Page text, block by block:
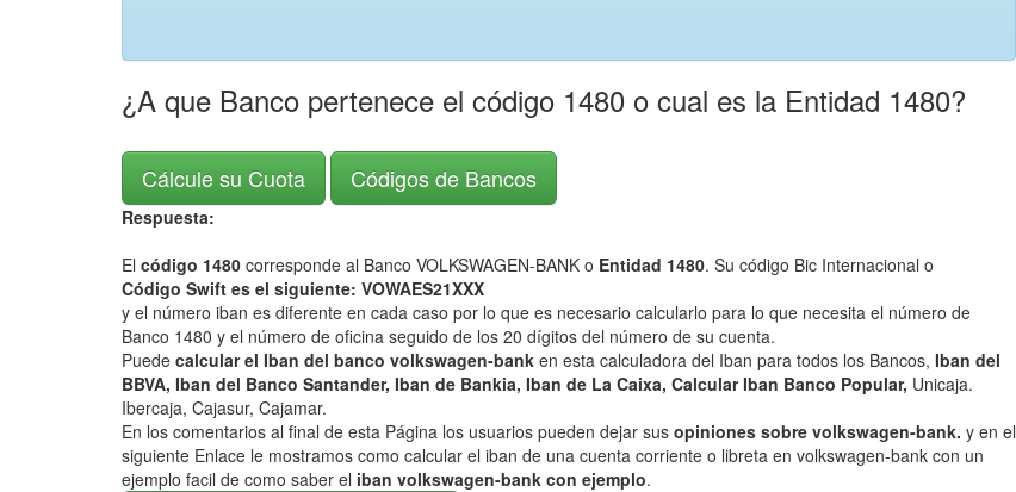
¿A que Banco pertenece el código 1480 o cual es la Entidad 1480?
Cálcule su Cuota Códigos de Bancos
Respuesta:
El código 1480 corresponde al Banco VOLKSWAGEN-BANK o Entidad 1480. Su código Bic Internacional o
Código Swift es el siguiente: VOWAES21XXX
y el número iban es diferente en cada caso por lo que es necesario calcularlo para lo que necesita el número de
Banco 1480 y el número de oficina seguido de los 20 dígitos del número de su cuenta.
Puede calcular el Iban del banco volkswagen-bank en esta calculadora del Iban para todos los Bancos, Iban del
BBVA, Iban del Banco Santander, Iban de Bankia, Iban de La Caixa, Calcular Iban Banco Popular, Unicaja.
Ibercaja, Cajasur, Cajamar.
En los comentarios al final de esta Página los usuarios pueden dejar sus opiniones sobre volkswagen-bank. y en el
siguiente Enlace le mostramos como calcular el iban de una cuenta corriente o libreta en volkswagen-bank con un
ejemplo facil de como saber el iban volkswagen-bank con ejemplo.